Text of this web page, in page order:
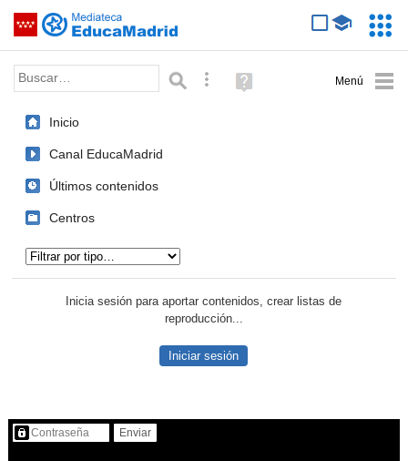
Saltar navegación
Palabra o frase: Búsqueda avanzada
Ayuda
(en
Inicio
Canal EducaMadrid
Últimos contenidos
Centros
Inicia sesión para aportar contenidos, crear listas de
reproducción...
Iniciar sesión
Contenido protegido…